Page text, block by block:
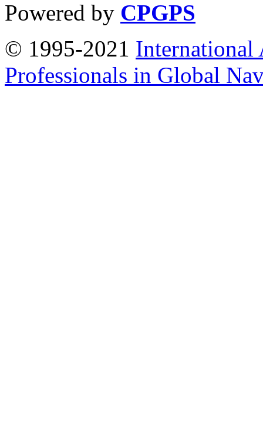
Powered by CPGPS
© 1995-2021 International
Professionals in Global